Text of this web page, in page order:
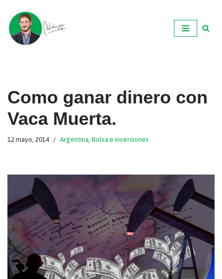
Ir
al
Como ganar dinero con
Vaca Muerta.
12 mayo, 2014 Argentina Bolsa e inversiones